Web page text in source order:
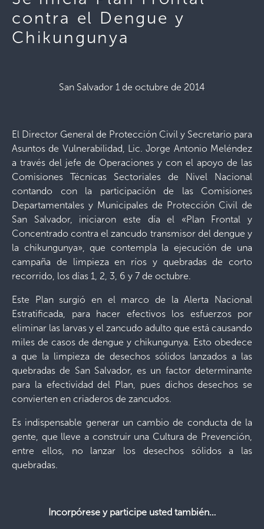
contra el Dengue y
Chikungunya
San Salvador 1 de octubre de 2014
El Director General de Protección Civil y Secretario para
Asuntos de Vulnerabilidad, Lic. Jorge Antonio Meléndez
a través del jefe de Operaciones y con el apoyo de las
Comisiones Técnicas Sectoriales de Nivel Nacional
contando con la participación de las Comisiones
Departamentales y Municipales de Protección Civil de
San Salvador, iniciaron este día el «Plan Frontal y
Concentrado contra el zancudo transmisor del dengue y
la chikungunya», que contempla la ejecución de una
campaña de limpieza en ríos y quebradas de corto
recorrido, los días 1, 2, 3, 6 y 7 de octubre.
Este Plan surgió en el marco de la Alerta Nacional
Estratificada, para hacer efectivos los esfuerzos por
eliminar las larvas y el zancudo adulto que está causando
miles de casos de dengue y chikungunya. Esto obedece
a que la limpieza de desechos sólidos lanzados a las
quebradas de San Salvador, es un factor determinante
para la efectividad del Plan, pues dichos desechos se
convierten en criaderos de zancudos.
Es indispensable generar un cambio de conducta de la
gente, que lleve a construir una Cultura de Prevención,
entre ellos, no lanzar los desechos sólidos a las
quebradas.
Incorpórese y participe usted también…